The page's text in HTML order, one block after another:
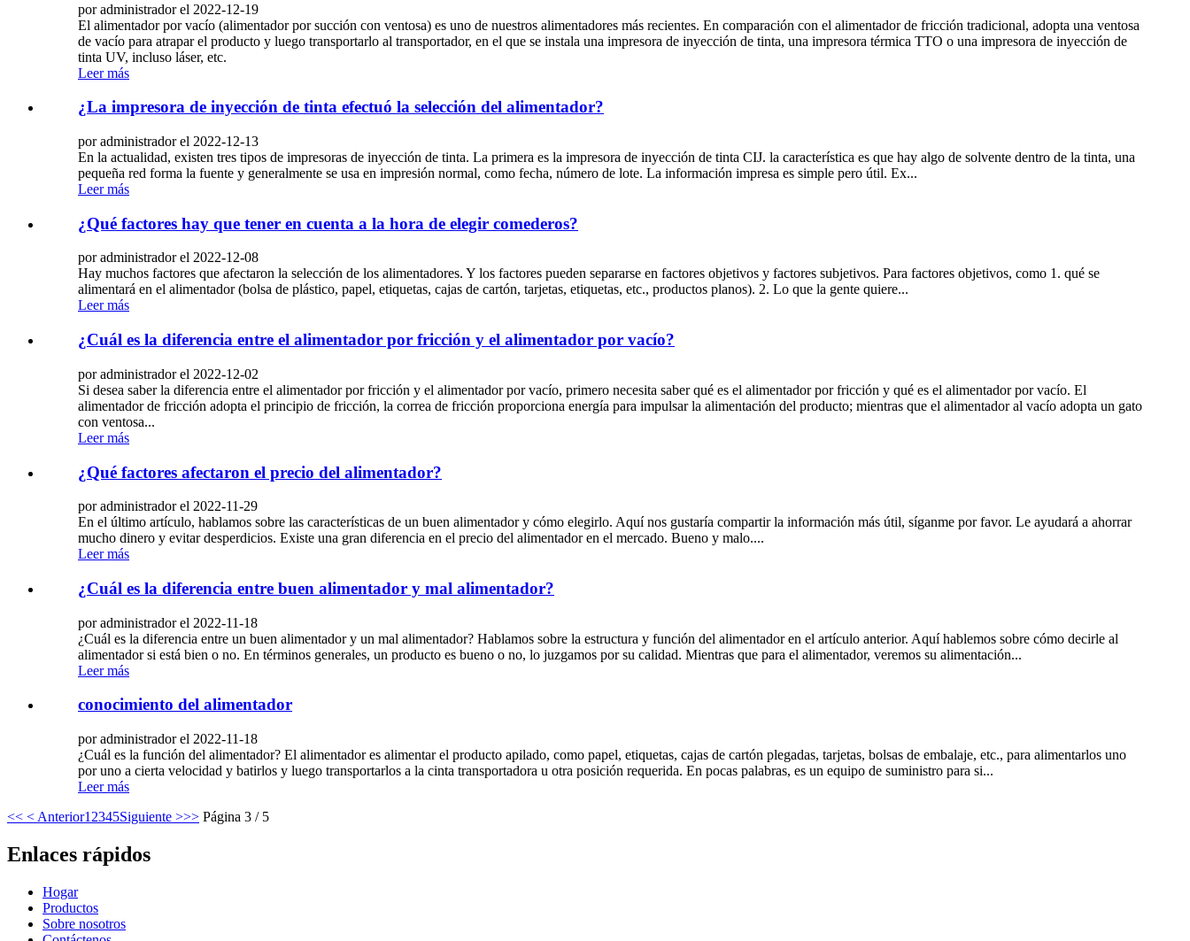
por administrador el 2022-12-19
El alimentador por vacío (alimentador por succión con ventosa) es uno de nuestros alimentadores más recientes. En comparación con el alimentador de fricción tradicional, adopta una ventosa
de vacío para atrapar el producto y luego transportarlo al transportador, en el que se instala una impresora de inyección de tinta, una impresora térmica TTO o una impresora de inyección de
tinta UV, incluso láser, etc.
Leer más
¿La impresora de inyección de tinta efectuó la selección del alimentador?
por administrador el 2022-12-13
En la actualidad, existen tres tipos de impresoras de inyección de tinta. La primera es la impresora de inyección de tinta CIJ. la característica es que hay algo de solvente dentro de la tinta, una
pequeña red forma la fuente y generalmente se usa en impresión normal, como fecha, número de lote. La información impresa es simple pero útil. Ex...
Leer más
¿Qué factores hay que tener en cuenta a la hora de elegir comederos?
por administrador el 2022-12-08
Hay muchos factores que afectaron la selección de los alimentadores. Y los factores pueden separarse en factores objetivos y factores subjetivos. Para factores objetivos, como 1. qué se
alimentará en el alimentador (bolsa de plástico, papel, etiquetas, cajas de cartón, tarjetas, etiquetas, etc., productos planos). 2. Lo que la gente quiere...
Leer más
¿Cuál es la diferencia entre el alimentador por fricción y el alimentador por vacío?
por administrador el 2022-12-02
Si desea saber la diferencia entre el alimentador por fricción y el alimentador por vacío, primero necesita saber qué es el alimentador por fricción y qué es el alimentador por vacío. El
alimentador de fricción adopta el principio de fricción, la correa de fricción proporciona energía para impulsar la alimentación del producto; mientras que el alimentador al vacío adopta un gato
con ventosa...
Leer más
¿Qué factores afectaron el precio del alimentador?
por administrador el 2022-11-29
En el último artículo, hablamos sobre las características de un buen alimentador y cómo elegirlo. Aquí nos gustaría compartir la información más útil, síganme por favor. Le ayudará a ahorrar
mucho dinero y evitar desperdicios. Existe una gran diferencia en el precio del alimentador en el mercado. Bueno y malo....
Leer más
¿Cuál es la diferencia entre buen alimentador y mal alimentador?
por administrador el 2022-11-18
¿Cuál es la diferencia entre un buen alimentador y un mal alimentador? Hablamos sobre la estructura y función del alimentador en el artículo anterior. Aquí hablemos sobre cómo decirle al
alimentador si está bien o no. En términos generales, un producto es bueno o no, lo juzgamos por su calidad. Mientras que para el alimentador, veremos su alimentación...
Leer más
conocimiento del alimentador
por administrador el 2022-11-18
¿Cuál es la función del alimentador? El alimentador es alimentar el producto apilado, como papel, etiquetas, cajas de cartón plegadas, tarjetas, bolsas de embalaje, etc., para alimentarlos uno
por uno a cierta velocidad y batirlos y luego transportarlos a la cinta transportadora u otra posición requerida. En pocas palabras, es un equipo de suministro para si...
Leer más
<< < Anterior1 2345Siguiente >>> Página 3 / 5
Enlaces rápidos
Hogar
Productos
Sobre nosotros